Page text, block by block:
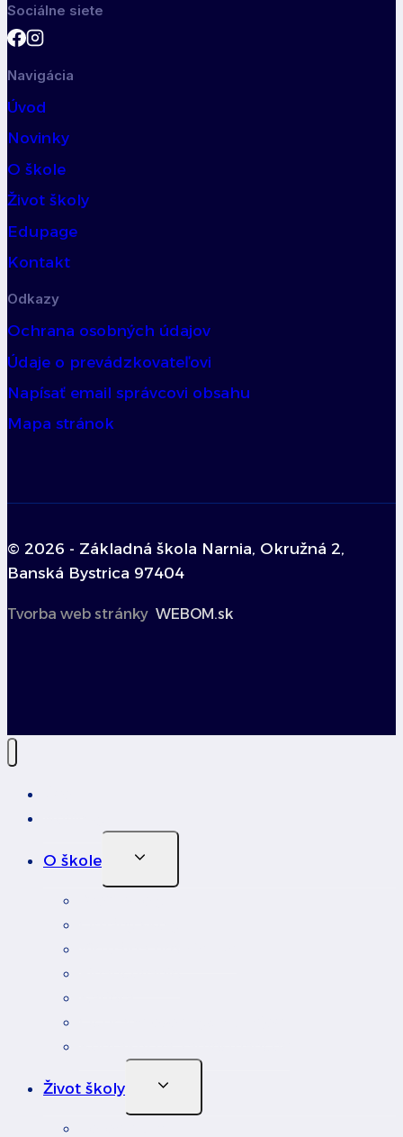
Sociálne siete
Navigácia
Úvod
Novinky
O škole
Život školy
Edupage
Kontakt
Odkazy
Ochrana osobných údajov
Údaje o prevádzkovateľovi
Napísať email správcovi obsahu
Mapa stránok
© 2026 - Základná škola Narnia, Okružná 2,
Banská Bystrica 97404
Tvorba web stránky WEBOM.sk
O škole
Toggle
Menu
Život školy
Toggle
Menu